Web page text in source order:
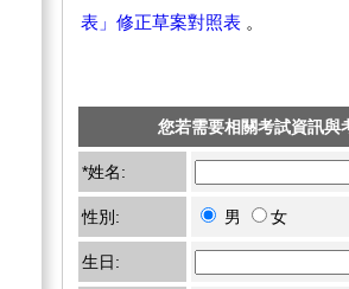
表」修正草案對照表 。
您若需要相關考試資訊與
*姓名:
性別: 男 女
生日: